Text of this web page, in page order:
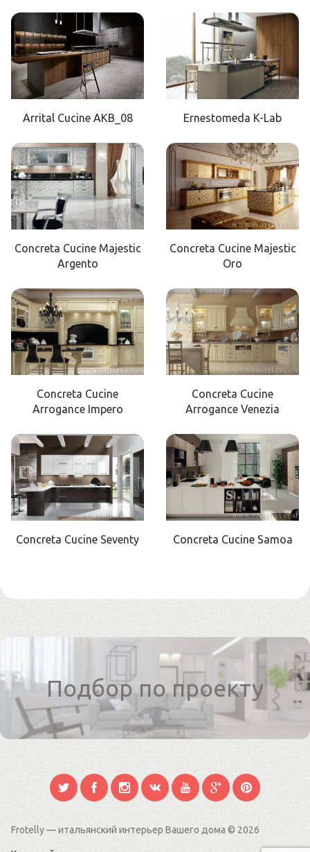
Arrital Cucine AKB_08 Ernestomeda K-Lab
Concreta Cucine Majestic
Argento
Concreta Cucine Majestic
Oro
Concreta Cucine
Arrogance Impero
Concreta Cucine
Arrogance Venezia
Concreta Cucine Seventy Concreta Cucine Samoa
Подбор по проекту
Frotelly — итальянский интерьер Вашего дома © 2026